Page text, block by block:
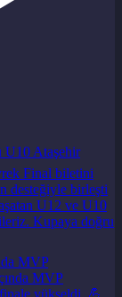
MVP